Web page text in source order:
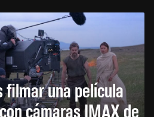
filmar una película
cámaras IMAX de